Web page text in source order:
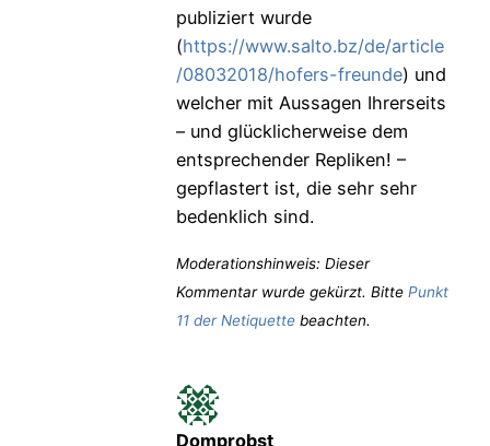
publiziert wurde
(https://www.salto.bz/de/article
/08032018/hofers-freunde) und
welcher mit Aussagen Ihrerseits
– und glücklicherweise dem
entsprechender Repliken! –
gepflastert ist, die sehr sehr
bedenklich sind.
Moderationshinweis: Dieser
Kommentar wurde gekürzt. Bitte Punkt
11 der Netiquettebeachten.
Domprobst